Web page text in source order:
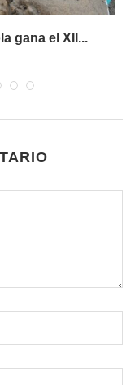
gana el XII...